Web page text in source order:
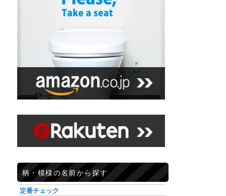
柄・模様の名前から探す
定番チェック